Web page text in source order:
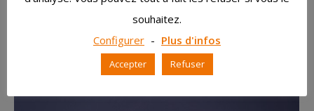
futile ou êtes-vous déjà conscient de
l’importance de votre image dans votre
évolution personnelle et professionnelle ?
souhaitez.
Configurer - Plus d'infos
Accepter Refuser